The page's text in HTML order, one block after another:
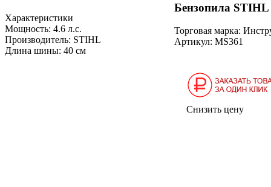
Характеристики
Мощность: 4.6 л.с.
Производитель: STIHL
Длина шины: 40 см
Бензопила
Торговая марка:
Артикул: MS361
Снизить цену